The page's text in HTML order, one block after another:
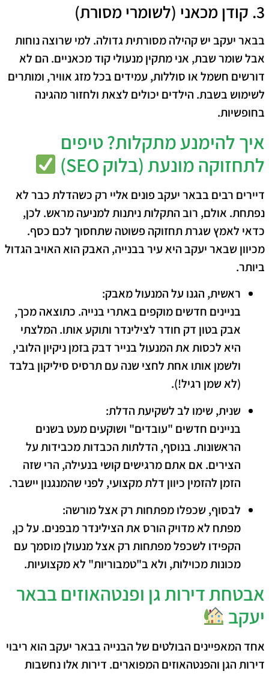
3. קודן מכאני (לשומרי מסורת)
בבאר יעקב יש קהילה מסורתית גדולה. למי שרוצה נוחות
אבל שומר שבת, אני מתקין מנעולי קוד מכאניים. הם לא
דורשים חשמל או סוללות, עמידים בכל מזג אוויר, ומותרים
לשימוש בשבת. הילדים יכולים לצאת ולחזור מהגינה
בחופשיות.
איך להימנע מתקלות? טיפים
לתחזוקה מונעת (בלוק SEO)
דיירים רבים בבאר יעקב פונים אליי רק כשהדלת כבר לא
נפתחת. אולם, רוב התקלות ניתנות למניעה מראש. לכן,
כדאי לאמץ שגרת תחזוקה פשוטה שתחסוך לכם כסף.
מכיוון שבאר יעקב היא עיר בבנייה, האבק הוא האויב הגדול
ביותר.
ראשית, הגנו על המנעול מאבק:
בניינים חדשים מוקפים באתרי בנייה. כתוצאה מכך,
אבק בטון דק חודר לצילינדר ותוקע אותו. המלצתי
היאלכסות את המנעול בנייר דבק בזמן ניקיון הלובי,
ולשמן אותו אחת לחצי שנה עם תרסיס סיליקון בלבד
(לא שמן רגיל!).
שנית, שימו לב לשקיעת הדלת:
בניינים חדשים "עובדים" ושוקעים מעט בשנים
הראשונות. בנוסף, הדלתות הכבדות מכבידות על
הצירים. אם אתם מרגישים קושי בנעילה, הרי שזה
הזמן להזמין כיוון דלת מקצועי, לפני שהמנגנון יישבר.
לבסוף, שכפלו מפתחות רק אצל מורשה:
מפתח לא מדויק הורס את הצילינדר מבפנים. על כן,
הקפידו לשכפל מפתחות רק אצל מנעולן מוסמך עם
מכונות מכוילות, ולא ב"טמבוריות" לא מקצועיות.
אבטחת דירות גן ופנטהאוזים בבאר
יעקב
אחד המאפיינים הבולטים של הבנייה בבאר יעקב הוא ריבוי
דירות הגן והפנטהאוזים המפוארים. דירות אלו נחשבות